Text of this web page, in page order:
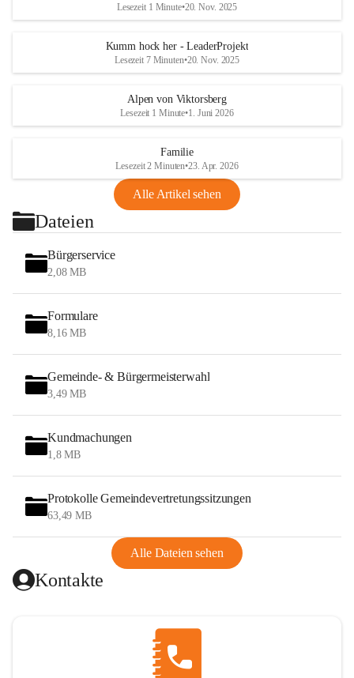
Lesezeit 1 Minute•20. Nov. 2025
Kumm hock her - LeaderProjekt
Lesezeit 7 Minuten•20. Nov. 2025
Alpen von Viktorsberg
Lesezeit 1 Minute•1. Juni 2026
Familie
Lesezeit 2 Minuten•23. Apr. 2026
Alle Artikel sehen
Dateien
Bürgerservice
2,08 MB
Formulare
8,16 MB
Gemeinde- & Bürgermeisterwahl
3,49 MB
Kundmachungen
1,8 MB
Protokolle Gemeindevertretungssitzungen
63,49 MB
Alle Dateien sehen
Kontakte